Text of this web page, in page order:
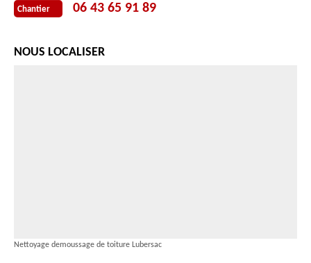
Chantier 06 43 65 91 89
NOUS LOCALISER
Nettoyage demoussage de toiture Lubersac